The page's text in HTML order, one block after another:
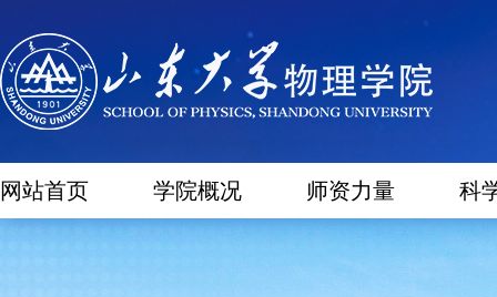
网站首页 学院概况 师资力量 科